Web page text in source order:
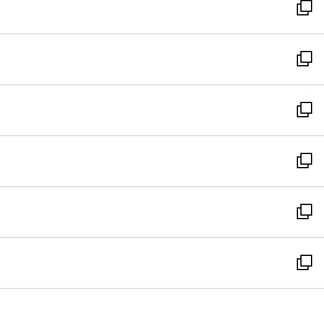
く
で
開
く
ド
ウ
で
開
く
ィ
ン
ド
ウ
で
開
く
い
ウ
ィ
ン
ド
ウ
で
開
く
新
し
い
ウ
ィ
ン
ド
ウ
で
開
く
新
し
い
ウ
ィ
ン
ド
ウ
で
開
新
し
い
ウ
ィ
ン
ド
ウ
新
し
い
ウ
ィ
ン
新
し
い
ウ
新
し